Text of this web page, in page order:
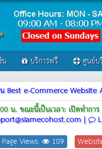
น บริการฟรี ศูนย์บ
Best e-Commerce
น.ขณะนี้เป็นเวลา: เปิดทำการ
|
Page Views: 109